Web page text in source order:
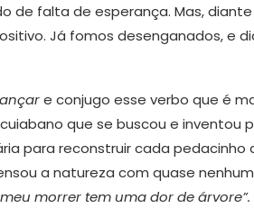
de falta de esperança. Mas,
Já fomos desenganados, e
e conjugo esse verbo que é
que se buscou e inventou
para reconstruir cada
a natureza com quase
meu morrer tem uma dor de árvore”.